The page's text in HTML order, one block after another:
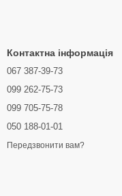
Контактна інформація
067 387-39-73
099 262-75-73
099 705-75-78
050 188-01-01
Передзвонити вам?